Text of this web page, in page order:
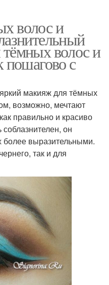
волос и
волос и
пошагово с
макияж для тёмных
возможно, мечтают
правильно и красиво
он
более выразительными.
так и для